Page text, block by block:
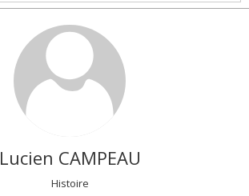
Lucien CAMPEAU
Histoire